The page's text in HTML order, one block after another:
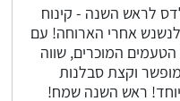
לראש השנה - קינוח
אחרי הארוחה! עם
הטעמים המוכרים, שווה
וקצת סבלנות
ראש השנה שמח!